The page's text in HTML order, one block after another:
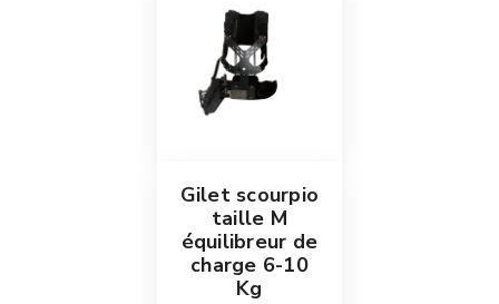
Gilet scourpio
taille M
équilibreur de
charge 6-10
Kg